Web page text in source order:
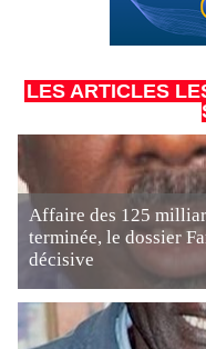
LES ARTICLES
Affaire des 125
terminée, le dossier
décisive